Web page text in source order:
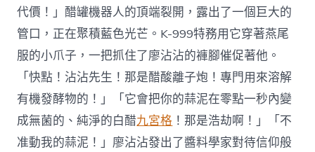
代價！」醋罐機器人的頂端裂開，露出了一個巨大的
管口，正在聚積藍色光芒。K-999特務用它穿著燕尾
服的小爪子，一把抓住了廖沾沾的褲腳催促著他。
「快點！沾沾先生！那是醋酸離子炮！專門用來溶解
有機發酵物的！」「它會把你的蒜泥在零點一秒內變
成無菌的、純淨的白醋九宮格 ！那是浩劫啊！」「不
准動我的蒜泥！」廖沾沾發出了醬料學家對待信仰般